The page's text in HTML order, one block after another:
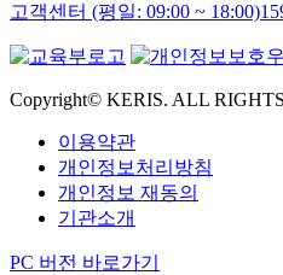
고객센터 (평일: 09:00 ~ 18:00)
Copyright© KERIS. ALL
이용약관
개인정보처리방침
개인정보 재동의
기관소개
PC 버전 바로가기